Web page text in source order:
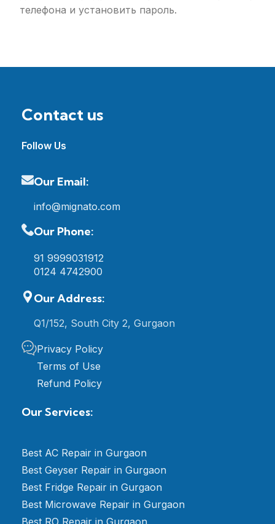
телефона и установить пароль.
Contact us
Follow Us
Our Email:
info@mignato.com
Our Phone:
91 9999031912
0124 4742900
Our Address:
Q1/152, South City 2, Gurgaon
Privacy Policy
Terms of Use
Refund Policy
Our Services:
Best AC Repair in Gurgaon
Best Geyser Repair in Gurgaon
Best Fridge Repair in Gurgaon
Best Microwave Repair in Gurgaon
Best RO Repair in Gurgaon